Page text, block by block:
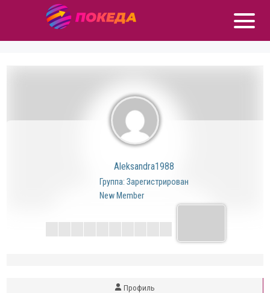
Aleksandra1988
Группа: Зарегистрирован
New Member
Профиль